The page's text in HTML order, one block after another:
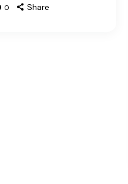
0 Share